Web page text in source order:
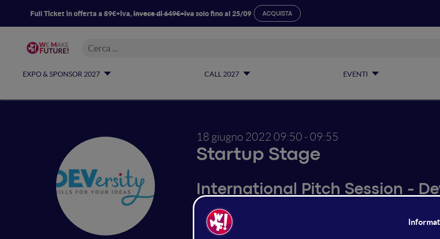
Full Ticket in offerta a 89€+iva,invece di 649€+ivasolo fino al 25/09 ACQUISTA
EXPO & SPONSOR 2027 CALL 2027 EVENTI
18 giugno 2022 09:50 - 09:55
Startup Stage
International Pitch Session -
DEVersity is open and inclusive environment where people,
approach, we cater to each and every aspect of the product